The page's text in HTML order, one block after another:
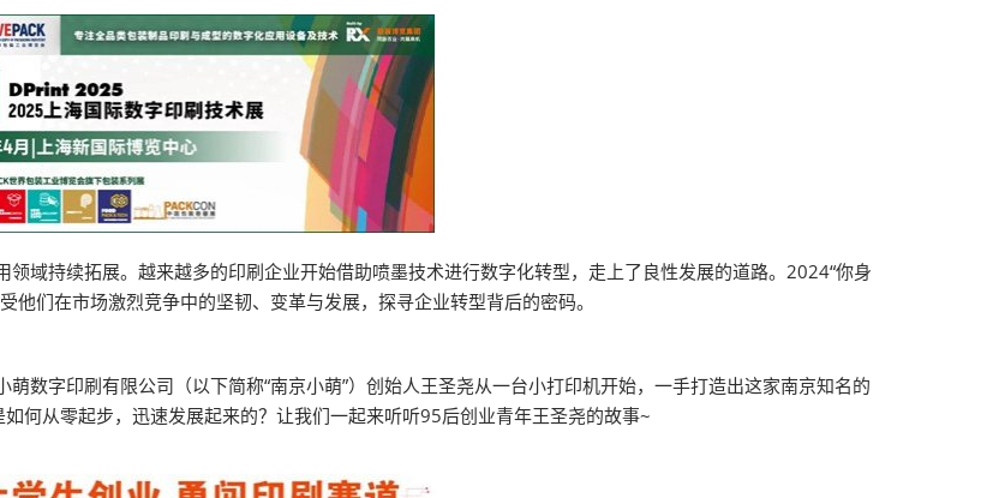
域持续拓展。越来越多的印刷企业开始借助喷墨技术进行数字化转型，走上了良性发展的道路。2024“你身
们在市场激烈竞争中的坚韧、变革与发展，探寻企业转型背后的密码。
数字印刷有限公司（以下简称“南京小萌”）创始人王圣尧从一台小打印机开始，一手打造出这家南京知名的
何从零起步，迅速发展起来的？让我们一起来听听95后创业青年王圣尧的故事~